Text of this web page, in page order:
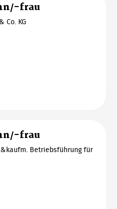
frau
Co. KG
frau
Betriebsführung für